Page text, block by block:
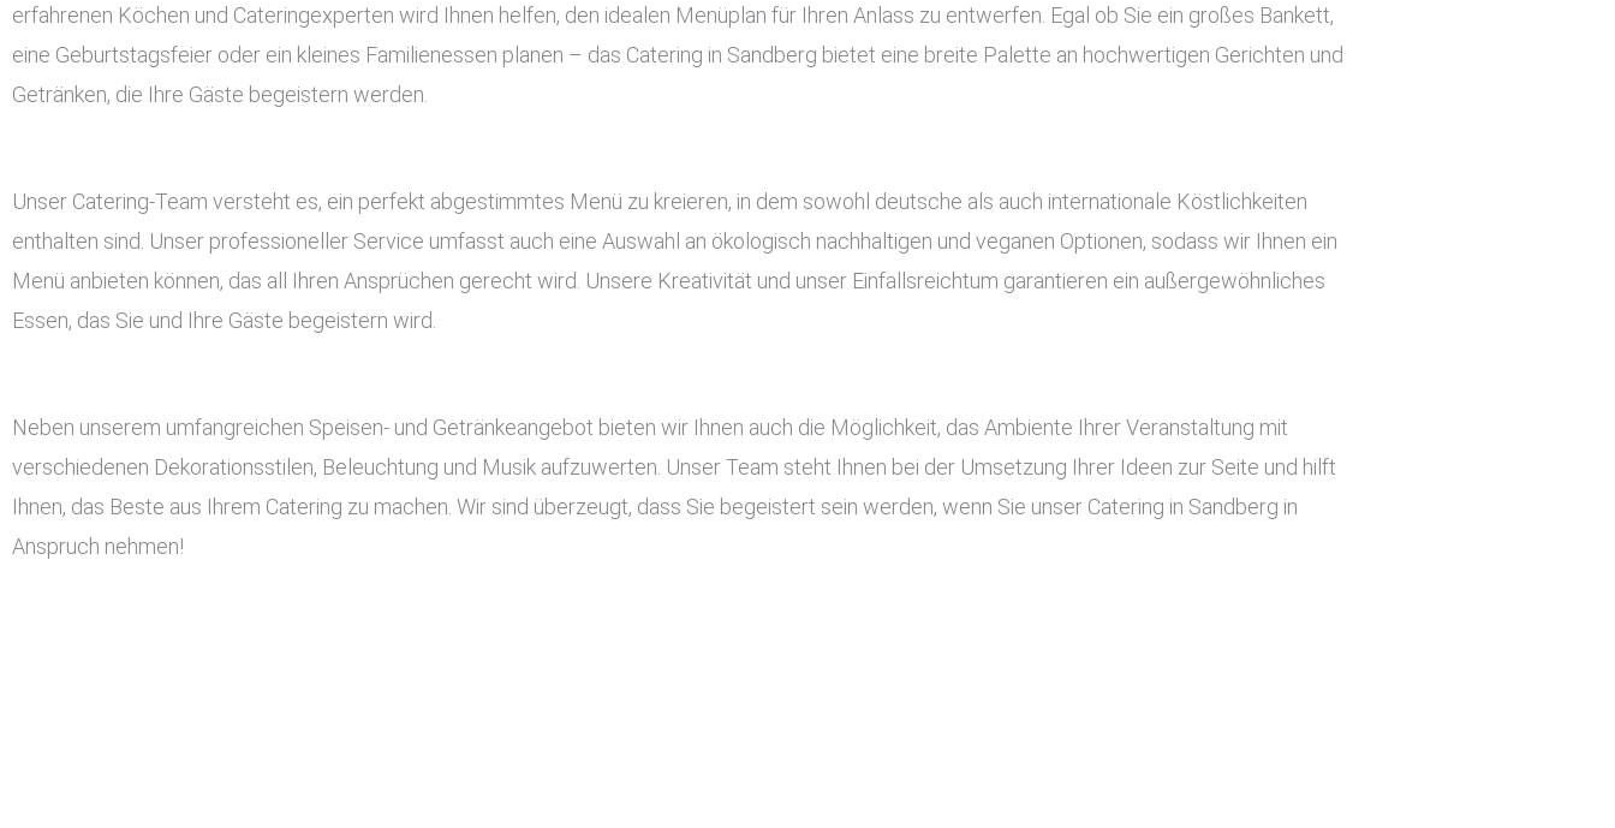
erfahrenen Köchen und Cateringexperten wird Ihnen helfen, den idealen Menüplan für Ihren Anlass zu entwerfen. Egal ob Sie ein großes Bankett,
eine Geburtstagsfeier oder ein kleines Familienessen planen – das Catering in Sandberg bietet eine breite Palette an hochwertigen Gerichten und
Getränken, die Ihre Gäste begeistern werden.
Unser Catering-Team versteht es, ein perfekt abgestimmtes Menü zu kreieren, in dem sowohl deutsche als auch internationale Köstlichkeiten
enthalten sind. Unser professioneller Service umfasst auch eine Auswahl an ökologisch nachhaltigen und veganen Optionen, sodass wir Ihnen ein
Menü anbieten können, das all Ihren Ansprüchen gerecht wird. Unsere Kreativität und unser Einfallsreichtum garantieren ein außergewöhnliches
Essen, das Sie und Ihre Gäste begeistern wird.
Neben unserem umfangreichen Speisen- und Getränkeangebot bieten wir Ihnen auch die Möglichkeit, das Ambiente Ihrer Veranstaltung mit
verschiedenen Dekorationsstilen, Beleuchtung und Musik aufzuwerten. Unser Team steht Ihnen bei der Umsetzung Ihrer Ideen zur Seite und hilft
Ihnen, das Beste aus Ihrem Catering zu machen. Wir sind überzeugt, dass Sie begeistert sein werden, wenn Sie unser Catering in Sandberg in
Anspruch nehmen!